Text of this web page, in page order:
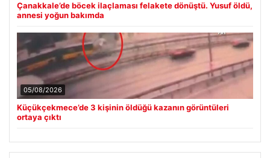
Çanakkale’de böcek ilaçlaması felakete dönüştü. Yusuf öldü,
annesi yoğun bakımda
05/08/2026
Küçükçekmece’de 3 kişinin öldüğü kazanın görüntüleri
ortaya çıktı